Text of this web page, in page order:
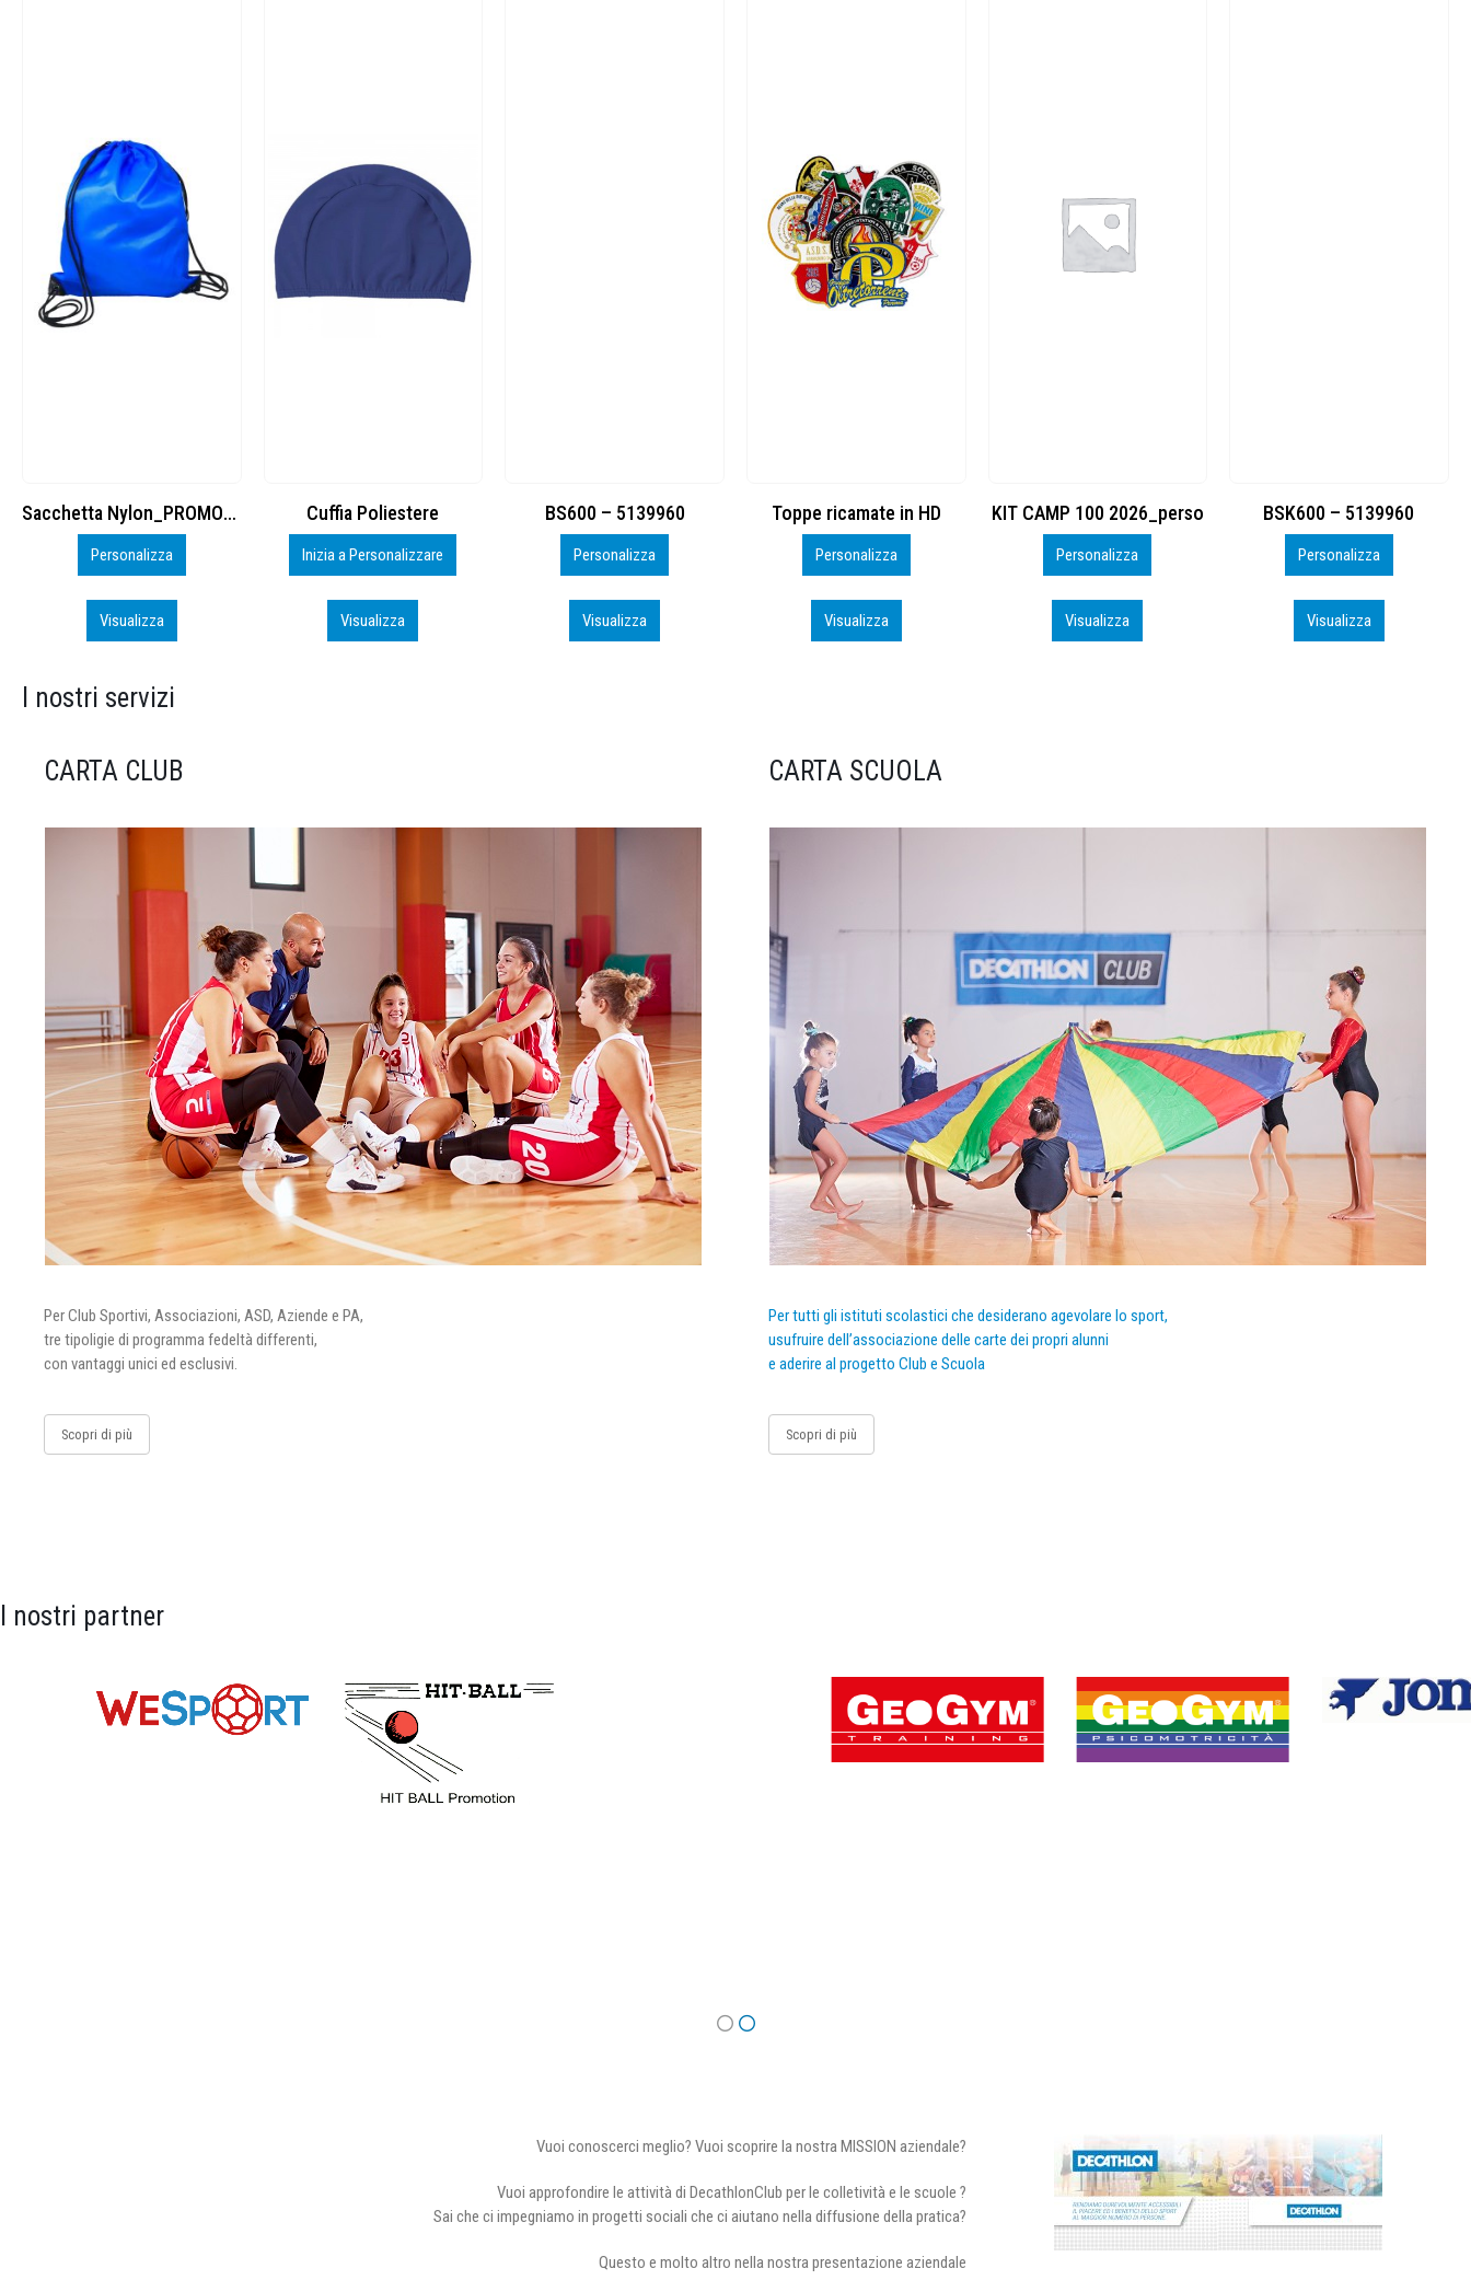
Cuffia Poliestere
Inizia a Personalizzare
Visualizza
BS600 – 5139960
Personalizza
Visualizza
Toppe ricamate in HD
Personalizza
Visualizza
KIT CAMP 100 2026_perso
Personalizza
Visualizza
BSK600 – 5139960
Personalizza
Visualizza
DTF
Personalizza
Visualizza
I nostri servizi
CARTA CLUB
Per Club Sportivi, Associazioni, ASD, Aziende e PA,
tre tipoligie di programma fedeltà differenti,
con vantaggi unici ed esclusivi.
Scopri di più
CARTA SCUOLA
Per tutti gli istituti scolastici che desiderano agevolare lo sport,
usufruire dell’associazione delle carte dei propri alunni
e aderire al progetto Club e Scuola
Scopri di più
I nostri partner
Vuoi conoscerci meglio? Vuoi scoprire la nostra MISSION aziendale?
Vuoi approfondire le attività di DecathlonClub per le colletività e le scuole ?
Sai che ci impegniamo in progetti sociali che ci aiutano nella diffusione della pratica?
Questo e molto altro nella nostra presentazione aziendale